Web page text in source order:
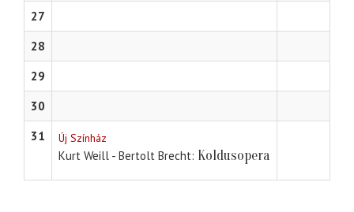
27
28
29
30
31
Új Színház
Kurt Weill - Bertolt Brecht Koldusopera